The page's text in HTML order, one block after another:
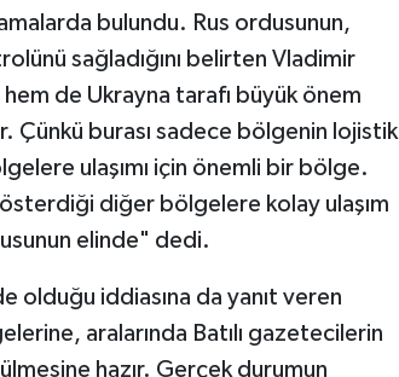
bulundu. Rus ordusunun,
sağladığını belirten Vladimir
de Ukrayna tarafı büyük önem
burası sadece bölgenin lojistik
ulaşımı için önemli bir bölge.
diğer bölgelere kolay ulaşım
elinde" dedi.
olduğu iddiasına da yanıt veren
aralarında Batılı gazetecilerin
hazır. Gerçek durumun